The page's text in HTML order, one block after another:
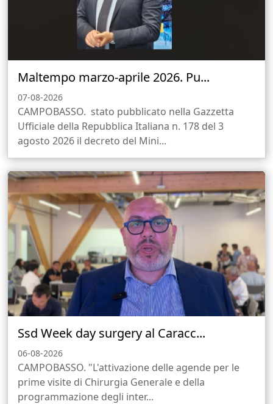
Maltempo marzo-aprile 2026. Pu...
07-08-2026
CAMPOBASSO. stato pubblicato nella Gazzetta
Ufficiale della Repubblica Italiana n. 178 del 3
agosto 2026 il decreto del Mini...
Ssd Week day surgery al Caracc...
06-08-2026
CAMPOBASSO. "L'attivazione delle agende per le
prime visite di Chirurgia Generale e della
programmazione degli inter...